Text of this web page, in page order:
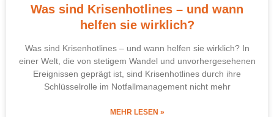
Was sind Krisenhotlines – und wann
helfen sie wirklich?
Was sind Krisenhotlines – und wann helfen sie wirklich? In
einer Welt, die von stetigem Wandel und unvorhergesehenen
Ereignissen geprägt ist, sind Krisenhotlines durch ihre
Schlüsselrolle im Notfallmanagement nicht mehr
MEHR LESEN »